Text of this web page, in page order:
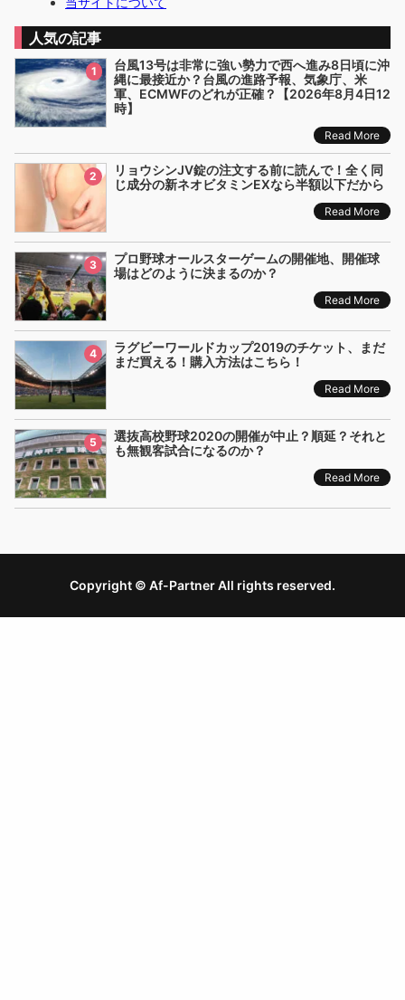
人気の記事
1
台風13号は非常に強い勢力で西へ進み8日頃に沖
縄に最接近か？台風の進路予報、気象庁、米
軍、ECMWFのどれが正確？【2026年8月4日12
時】
Read More
2
リョウシンJV錠の注文する前に読んで！全く同
じ成分の新ネオビタミンEXなら半額以下だから
Read More
3
プロ野球オールスターゲームの開催地、開催球
場はどのように決まるのか？
Read More
4
ラグビーワールドカップ2019のチケット、まだ
まだ買える！購入方法はこちら！
Read More
5
選抜高校野球2020の開催が中止？順延？それと
も無観客試合になるのか？
Read More
Copyright © Af-Partner All rights reserved.